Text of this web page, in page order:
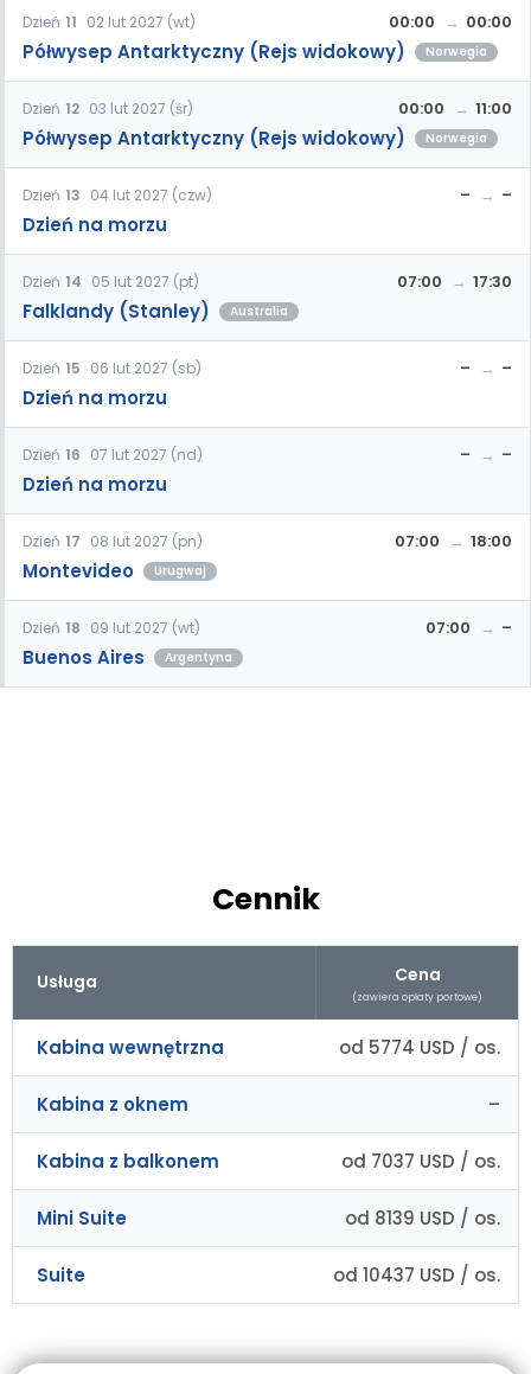
Dzień 11 02 lut 2027 (wt)
Półwysep Antarktyczny (Rejs widokowy) Norwegia
00:00 00:00
Dzień 12 03 lut 2027 (śr)
Półwysep Antarktyczny (Rejs widokowy) Norwegia
00:00 11:00
Dzień 13 04 lut 2027 (czw)
Dzień na morzu
– –
Dzień 14 05 lut 2027 (pt)
Falklandy (Stanley) Australia
07:00 17:30
Dzień 15 06 lut 2027 (sb)
Dzień na morzu
– –
Dzień 16 07 lut 2027 (nd)
Dzień na morzu
– –
Dzień 17 08 lut 2027 (pn)
Montevideo Urugwaj
07:00 18:00
Dzień 18 09 lut 2027 (wt)
Buenos Aires Argentyna
07:00 –
Cennik
Usługa Cena
(zawiera opłaty portowe)
Kabina wewnętrzna od 5774 USD / os.
Kabina z oknem –
Kabina z balkonem od 7037 USD / os.
Mini Suite od 8139 USD / os.
Suite od 10437 USD / os.